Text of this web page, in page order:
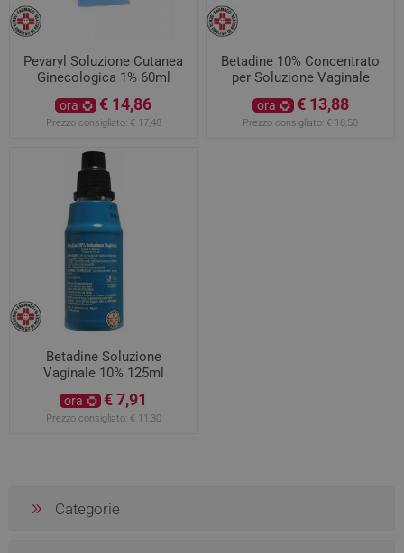
Pevaryl Soluzione Cutanea
Ginecologica 1% 60ml
ora € 14,86
Prezzo consigliato: € 17,48
Betadine 10% Concentrato
per Soluzione Vaginale
ora € 13,88
Prezzo consigliato: € 18,50
Betadine Soluzione
Vaginale 10% 125ml
ora € 7,91
Prezzo consigliato: € 11,30
Categorie